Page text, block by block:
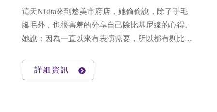
這天Nikita來到悠美市府店，她偷偷說，除了手毛
腳毛外，也很害羞的分享自己除比基尼線的心得。
她說：因為一直以來有表演需要，所以都有剔比基
髮頭頭出來的時候，又變成不是那麼舒服。小毛毛
從內褲竄出來，刺到皮膚上，感覺非常癢...所以她
詳細資訊